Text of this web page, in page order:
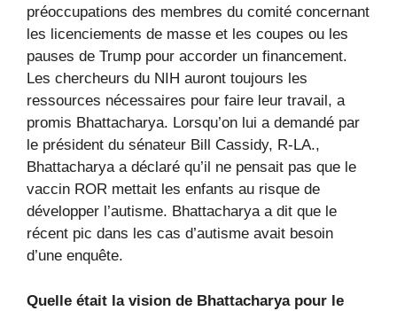
préoccupations des membres du comité concernant
les licenciements de masse et les coupes ou les
pauses de Trump pour accorder un financement.
Les chercheurs du NIH auront toujours les
ressources nécessaires pour faire leur travail, a
promis Bhattacharya. Lorsqu’on lui a demandé par
le président du sénateur Bill Cassidy, R-LA.,
Bhattacharya a déclaré qu’il ne pensait pas que le
vaccin ROR mettait les enfants au risque de
développer l’autisme. Bhattacharya a dit que le
récent pic dans les cas d’autisme avait besoin
d’une enquête.
Quelle était la vision de Bhattacharya pour le